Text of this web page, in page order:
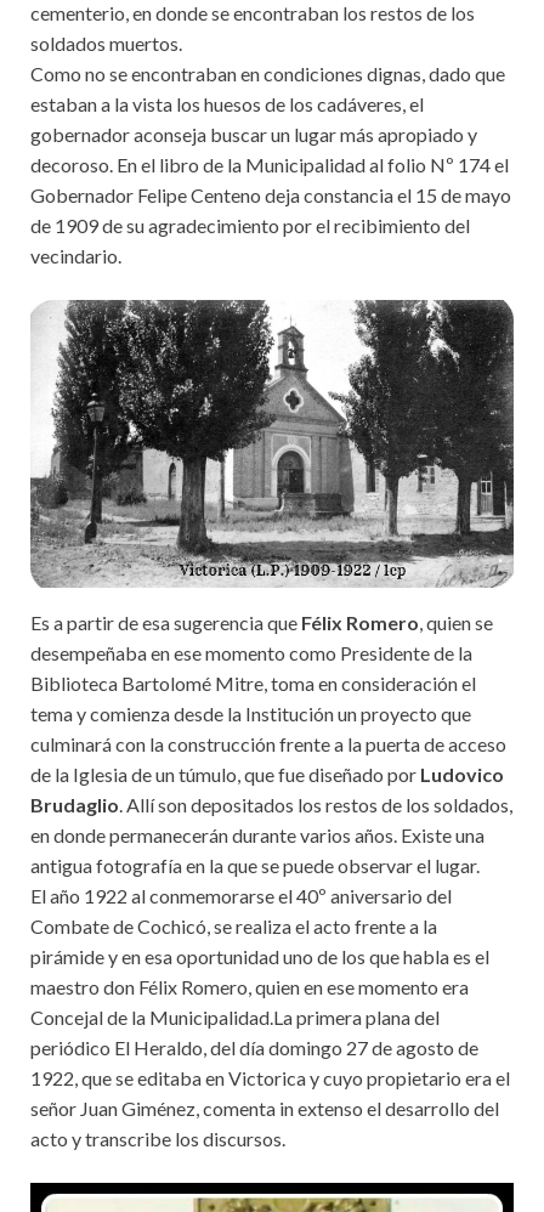
cementerio, en donde se encontraban los restos de los
soldados muertos.
Como no se encontraban en condiciones dignas, dado que
estaban a la vista los huesos de los cadáveres, el
gobernador aconseja buscar un lugar más apropiado y
decoroso. En el libro de la Municipalidad al folio Nº 174 el
Gobernador Felipe Centeno deja constancia el 15 de mayo
de 1909 de su agradecimiento por el recibimiento del
vecindario.
Es a partir de esa sugerencia que Félix Romero , quien se
desempeñaba en ese momento como Presidente de la
Biblioteca Bartolomé Mitre, toma en consideración el
tema y comienza desde la Institución un proyecto que
culminará con la construcción frente a la puerta de acceso
de la Iglesia de un túmulo, que fue diseñado por Ludovico
Brudaglio . Allí son depositados los restos de los soldados,
en donde permanecerán durante varios años. Existe una
antigua fotografía en la que se puede observar el lugar.
El año 1922 al conmemorarse el 40º aniversario del
Combate de Cochicó, se realiza el acto frente a la
pirámide y en esa oportunidad uno de los que habla es el
maestro don Félix Romero, quien en ese momento era
Concejal de la Municipalidad.La primera plana del
periódico El Heraldo, del día domingo 27 de agosto de
1922, que se editaba en Victorica y cuyo propietario era el
señor Juan Giménez, comenta in extenso el desarrollo del
acto y transcribe los discursos.